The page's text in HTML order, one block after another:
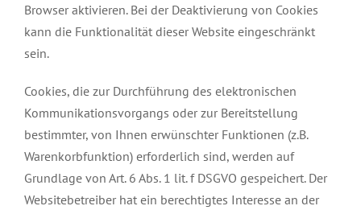
Browser aktivieren. Bei der Deaktivierung von Cookies
kann die Funktionalität dieser Website eingeschränkt
sein.
Cookies, die zur Durchführung des elektronischen
Kommunikationsvorgangs oder zur Bereitstellung
bestimmter, von Ihnen erwünschter Funktionen (z.B.
Warenkorbfunktion) erforderlich sind, werden auf
Grundlage von Art. 6 Abs. 1 lit. f DSGVO gespeichert. Der
Websitebetreiber hat ein berechtigtes Interesse an der